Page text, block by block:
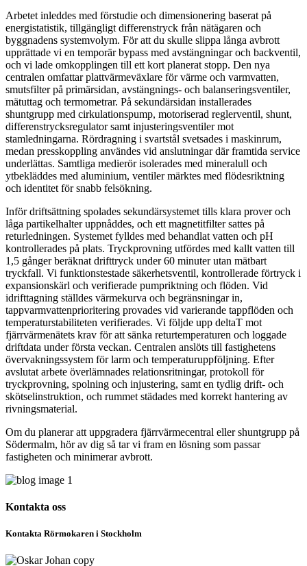
Arbetet inleddes med förstudie och dimensionering baserat på
energistatistik, tillgängligt differenstryck från nätägaren och
byggnadens systemvolym. För att du skulle slippa långa avbrott
upprättade vi en temporär bypass med avstängningar och backventil,
och vi lade omkopplingen till ett kort planerat stopp. Den nya
centralen omfattar plattvärmeväxlare för värme och varmvatten,
smutsfilter på primärsidan, avstängnings- och balanseringsventiler,
mätuttag och termometrar. På sekundärsidan installerades
shuntgrupp med cirkulationspump, motoriserad reglerventil, shunt,
differenstrycksregulator samt injusteringsventiler mot
stamledningarna. Rördragning i svartstål svetsades i maskinrum,
medan presskoppling användes vid anslutningar där framtida service
underlättas. Samtliga medierör isolerades med mineralull och
ytbekläddes med aluminium, ventiler märktes med flödesriktning
och identitet för snabb felsökning.
Inför driftsättning spolades sekundärsystemet tills klara prover och
låga partikelhalter uppnåddes, och ett magnetitfilter sattes på
returledningen. Systemet fylldes med behandlat vatten och pH
kontrollerades på plats. Tryckprovning utfördes med kallt vatten till
1,5 gånger beräknat drifttryck under 60 minuter utan mätbart
tryckfall. Vi funktionstestade säkerhetsventil, kontrollerade förtryck i
expansionskärl och verifierade pumpriktning och flöden. Vid
idrifttagning ställdes värmekurva och begränsningar in,
tappvarmvattenprioritering provades vid varierande tappflöden och
temperaturstabiliteten verifierades. Vi följde upp deltaT mot
fjärrvärmenätets krav för att sänka returtemperaturen och loggade
driftdata under första veckan. Centralen anslöts till fastighetens
övervakningssystem för larm och temperaturuppföljning. Efter
avslutat arbete överlämnades relationsritningar, protokoll för
tryckprovning, spolning och injustering, samt en tydlig drift- och
skötselinstruktion, och rummet städades med korrekt hantering av
rivningsmaterial.
Om du planerar att uppgradera fjärrvärmecentral eller shuntgrupp på
Södermalm, hör av dig så tar vi fram en lösning som passar
fastigheten och minimerar avbrott.
Kontakta oss
Kontakta Rörmokaren i Stockholm